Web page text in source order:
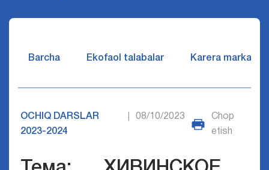
Barcha Ekofaol talabalar Karera markazi
OCHIQ DARSLAR
2023-2024
08/10/2023
Chop
etish